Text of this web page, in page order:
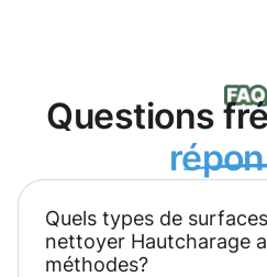
Questions
Quels types de
nettoyer Hautcharage
méthodes?